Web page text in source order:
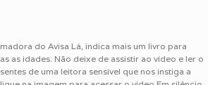
do Avisa Lá, indica mais um livro para
as idades. Não deixe de assistir ao vídeo e ler o
de uma leitora sensível que nos instiga a